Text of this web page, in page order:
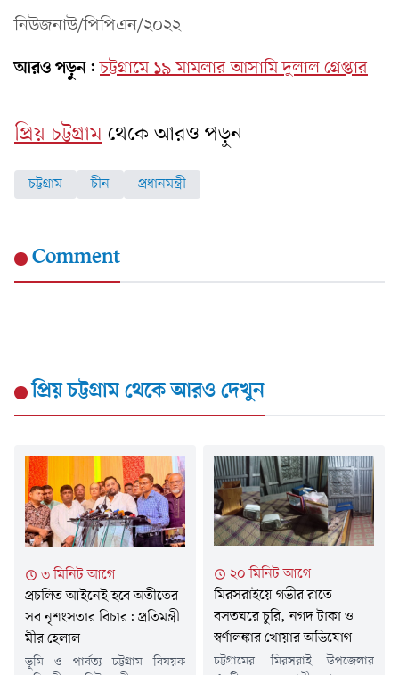
নিউজনাউ/পিপিএন/২০২২
আরও পড়ুন: চট্টগ্রামে ১৯ মামলার আসামি দুলাল গ্রেপ্তার
প্রিয় চট্টগ্রামথেকে আরও পড়ুন
চট্টগ্রাম চীন প্রধানমন্ত্রী
Comment
প্রিয় চট্টগ্রামথেকে আরও দেখুন
৩ মিনিট আগে
প্রচলিত আইনেই হবে অতীতের
সব নৃশংসতার বিচার: প্রতিমন্ত্রী
মীর হেলাল
ভূমি ও পার্বত্য চট্টগ্রাম বিষয়ক
২০ মিনিট আগে
মিরসরাইয়ে গভীর রাতে
বসতঘরে চুরি, নগদ টাকা ও
স্বর্ণালঙ্কার খোয়ার অভিযোগ
চট্টগ্রামের মিরসরাই উপজেলার